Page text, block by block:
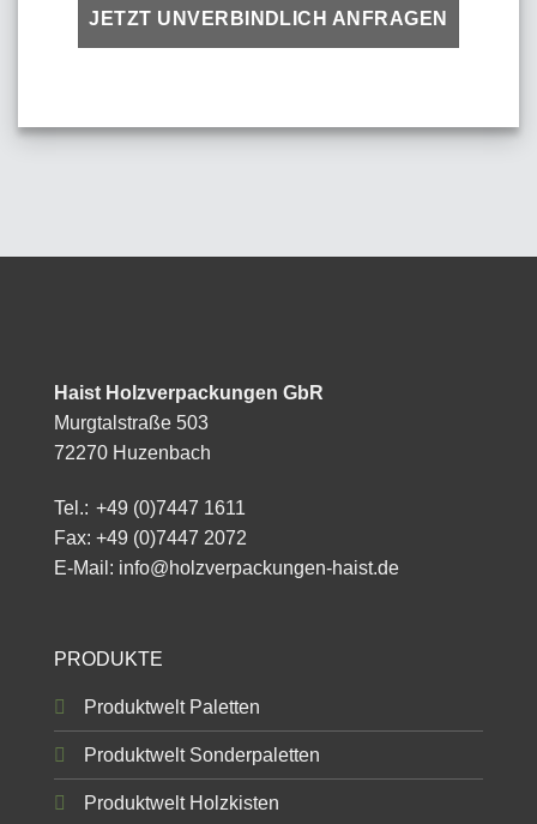
JETZT UNVERBINDLICH ANFRAGEN
Haist Holzverpackungen GbR
Murgtalstraße 503
72270 Huzenbach
Tel.: +49 (0)7447 1611
Fax: +49 (0)7447 2072
E-Mail: info@holzverpackungen-haist.de
PRODUKTE
Produktwelt Paletten
Produktwelt Sonderpaletten
Produktwelt Holzkisten